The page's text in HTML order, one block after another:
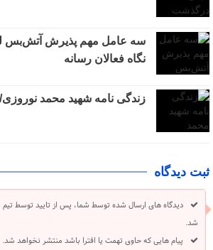
سه عامل مهم پذیرش آتش‌بس
نگاه فعالان رسانه
زندگی نامه شهید محمد
ثبت دیدگاه
دیدگاه های ارسال شده توسط شما، پس از تایید توسط
شد.
پیام هایی که حاوی تهمت یا افترا باشد منتشر نخواهد شد.